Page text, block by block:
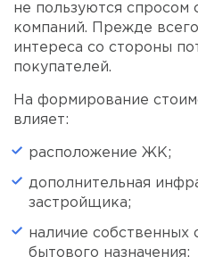
не пользуются спросом
компаний. Прежде
интереса со стороны
покупателей.
На формирование
влияет:
расположение ЖК;
дополнительная
застройщика;
наличие собственных
бытового назначения;